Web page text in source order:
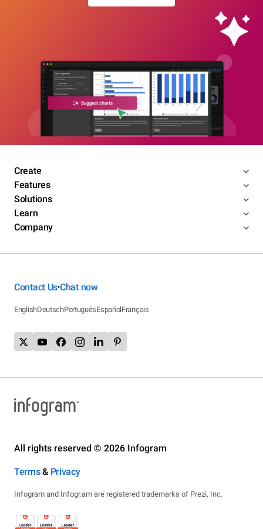
Create
Features
Solutions
Learn
Company
Contact Us•Chat now
EnglishDeutschPortuguêsEspañolFrançais
All rights reserved © 2026 Infogram
Terms& Privacy
Infogram and Infogr.am are registered trademarks of Prezi, Inc.